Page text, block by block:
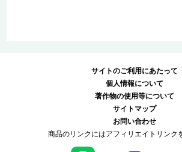
サイトのご利用にあたって
個人情報について
著作物の使用等について
サイトマップ
お問い合わせ
商品のリンクにはアフィリエイトリンク